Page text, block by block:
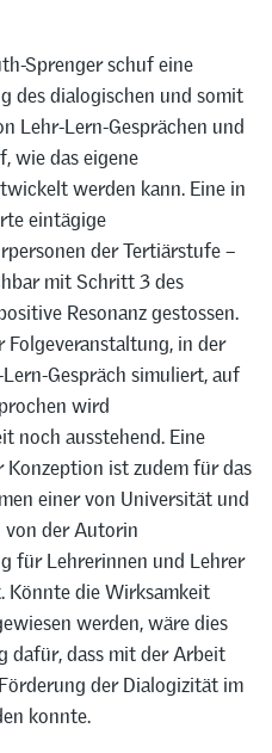
Sprenger schuf eine
des dialogischen und somit
Lehr-Lern-Gesprächen und
wie das eigene
werden kann. Eine in
eintägige
der Tertiärstufe –
mit Schritt 3 des
Resonanz gestossen.
Folgeveranstaltung, in der
Gespräch simuliert, auf
wird
noch ausstehend. Eine
Konzeption ist zudem für das
einer von Universität und
von der Autorin
für Lehrerinnen und Lehrer
Könnte die Wirksamkeit
werden, wäre dies
dafür, dass mit der Arbeit
der Dialogizität im
konnte.